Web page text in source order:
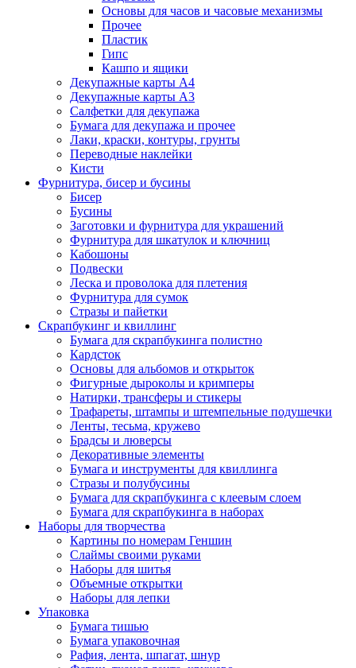
Основы для часов и часовые механизмы
Прочее
Пластик
Гипс
Кашпо и ящики
Декупажные карты А4
Декупажные карты А3
Салфетки для декупажа
Бумага для декупажа и прочее
Лаки, краски, контуры, грунты
Переводные наклейки
Кисти
Фурнитура, бисер и бусины
Бисер
Бусины
Заготовки и фурнитура для украшений
Фурнитура для шкатулок и ключниц
Кабошоны
Подвески
Леска и проволока для плетения
Фурнитура для сумок
Стразы и пайетки
Скрапбукинг и квиллинг
Бумага для скрапбукинга полистно
Кардсток
Основы для альбомов и открыток
Фигурные дыроколы и кримперы
Натирки, трансферы и стикеры
Трафареты, штампы и штемпельные подушечки
Ленты, тесьма, кружево
Брадсы и люверсы
Декоративные элементы
Бумага и инструменты для квиллинга
Стразы и полубусины
Бумага для скрапбукинга с клеевым слоем
Бумага для скрапбукинга в наборах
Наборы для творчества
Картины по номерам Геншин
Слаймы своими руками
Наборы для шитья
Объемные открытки
Наборы для лепки
Упаковка
Бумага тишью
Бумага упаковочная
Рафия, лента, шпагат, шнур